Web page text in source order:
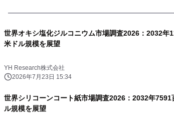
世界オキシ塩化ジルコニウム市場調査2026：2032年
米ドル規模を展望
YH Research株式会社
2026年7月23日 15:34
世界シリコーンコート紙市場調査2026：2032年7591
ル規模を展望